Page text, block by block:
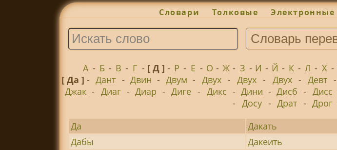
Словари Толковые Электронные
А - Б - В - Г - [ Д ] - Р - Е - О - Ж - З - И - Й - К - Л - Х -
[ Да ] - Дант - Двин - Двум - Двух - Двух - Двух - Девт -
Джак - Диаг - Диар - Диге - Дикс - Дини - Дисб - Дисс
- Досу - Драт - Дрог
Да
Дакать
Дабы
Дакеить